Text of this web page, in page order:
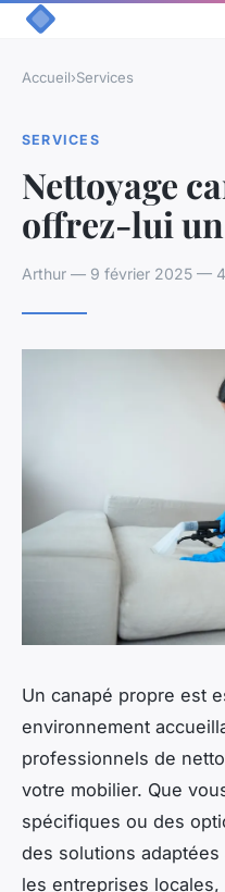
Accueil›Services
SERVICES
Nettoyage
offrez-lui un
Arthur — 9 février 2025 —
Un canapé propre est
environnement
professionnels de
votre mobilier. Que
spécifiques ou des
des solutions
les entreprises